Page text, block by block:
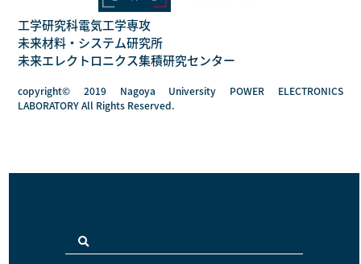
工学研究科電気工学専攻
未来材料・システム研究所
未来エレクトロニクス集積研究センター
copyright© 2019 Nagoya University POWER ELECTRONICS
LABORATORY All Rights Reserved.